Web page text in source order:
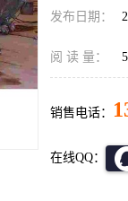
发布日期：
阅 读 量：
销售电话：
在线QQ：